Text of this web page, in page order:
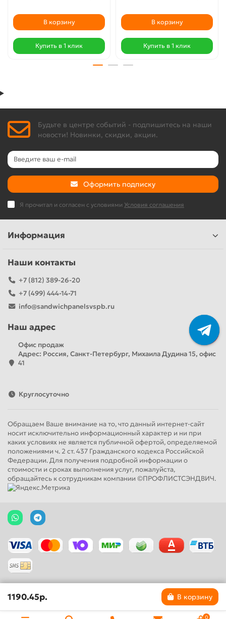
В корзину
Купить в 1 клик
В корзину
Купить в 1 клик
Будьте в центре событий - подпишитесь на наши
новости! Новинки, скидки, акции.
Оформить подписку
Я прочитал и согласен с условиями Условия соглашения
Информация
Наши контакты
+7 (812) 389-26-20
+7 (499) 444-14-71
info@sandwichpanelsvspb.ru
Наш адрес
Офис продаж
Адрес: Россия, Санкт-Петербург, Михаила Дудина 15, офис
41
Круглосуточно
Обращаем Ваше внимание на то, что данный интернет-сайт
носит исключительно информационный характер и ни при
каких условиях не является публичной офертой, определяемой
положениями ч. 2 ст. 437 Гражданского кодекса Российской
Федерации. Для получения подробной информации о
стоимости и сроках выполнения услуг, пожалуйста,
обращайтесь к сотрудникам компании ©ПРОФЛИСТСЭНДВИЧ.
1190.45р. В корзину
0